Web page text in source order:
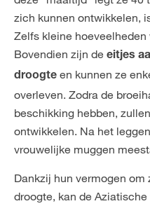
zich kunnen ontwikkelen,
Zelfs kleine
Bovendien zijn de eitjes
droogte en kunnen ze
overleven. Zodra de
beschikking hebben,
ontwikkelen. Na het
vrouwelijke muggen
Dankzij hun vermogen
droogte, kan de